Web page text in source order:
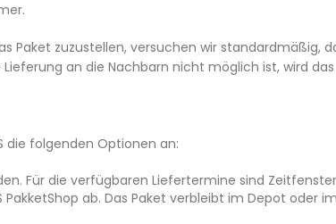
Paket zuzustellen, versuchen wir standardmäßig,
an die Nachbarn nicht möglich ist, wird
die folgenden Optionen an:
Für die verfügbaren Liefertermine sind
PakketShop ab. Das Paket verbleibt im Depot oder